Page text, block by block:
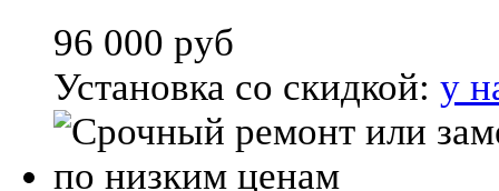
96 000 руб
Установка со скидкой: у